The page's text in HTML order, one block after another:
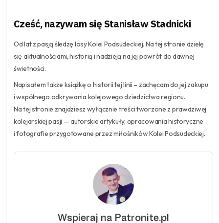
Cześć, nazywam się Stanisław Stadnicki
Od lat z pasją śledzę losy Kolei Podsudeckiej. Na tej stronie dzielę
się aktualnościami, historią i nadzieją na jej powrót do dawnej
świetności.
Napisałem także książkę o historii tej linii – zachęcam do jej zakupu
i wspólnego odkrywania kolejowego dziedzictwa regionu.
Na tej stronie znajdziesz wyłącznie treści tworzone z prawdziwej
kolejarskiej pasji — autorskie artykuły, opracowania historyczne
i fotografie przygotowane przez miłośników Kolei Podsudeckiej.